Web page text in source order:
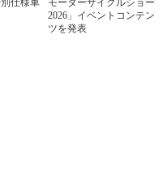
別仕様車
モーターサイクルショー
2026」イベントコンテン
ツを発表